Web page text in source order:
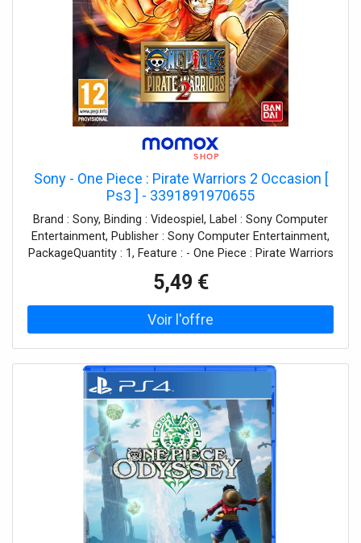
Sony - One Piece : Pirate Warriors 2 Occasion [
Ps3 ] - 3391891970655
Brand : Sony, Binding : Videospiel, Label : Sony Computer
Entertainment, Publisher : Sony Computer Entertainment,
PackageQuantity : 1, Feature : - One Piece : Pirate Warriors
0 : Not Machine Specific
5,49 €